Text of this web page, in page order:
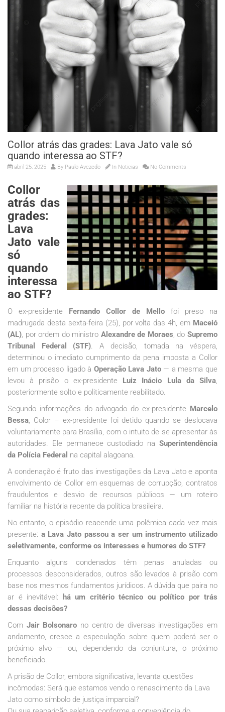
Collor atrás das grades: Lava Jato vale só
quando interessa ao STF?
abril 25, 2025 By Paulo Avezedo In Noticias No Comments
Collor
atrás das
grades:
Lava
Jato vale
só
quando
interessa
ao STF?
O ex-presidente Fernando Collor de Mello foi preso na
madrugada desta sexta-feira (25), por volta das 4h, em Maceió
(AL), por ordem do ministro Alexandre de Moraes, doSupremo
Tribunal Federal (STF). A decisão, tomada na véspera,
determinou o imediato cumprimento da pena imposta a Collor
em um processo ligado à Operação Lava Jato— a mesma que
levou à prisão o ex-presidente
Luiz Inácio Lula da Silva,
posteriormente solto e politicamente reabilitado.
Segundo informações do advogado do ex-presidente
Marcelo
Bessa, Color – ex-presidente foi detido quando se deslocava
voluntariamente para Brasília, com o intuito de se apresentar às
autoridades. Ele permanece custodiado na Superintendência
da Polícia Federal na capital alagoana.
A condenação é fruto das investigações da Lava Jato e aponta
envolvimento de Collor em esquemas de corrupção, contratos
fraudulentos e desvio de recursos públicos — um roteiro
familiar na história recente da política brasileira.
No entanto, o episódio reacende uma polêmica cada vez mais
presente: a Lava Jato passou a ser um instrumento utilizado
seletivamente, conforme os interesses e humores do STF?
Enquanto alguns condenados têm penas anuladas ou
processos desconsiderados, outros são levados à prisão com
base nos mesmos fundamentos jurídicos. A dúvida que paira no
ar é inevitável:
há um critério técnico ou político por trás
dessas decisões?
Com Jair Bolsonaro no centro de diversas investigações em
andamento, cresce a especulação sobre quem poderá ser o
próximo alvo — ou, dependendo da conjuntura, o próximo
beneficiado.
A prisão de Collor, embora significativa, levanta questões
incômodas: Será que estamos vendo o renascimento da Lava
Jato como símbolo de justiça imparcial?